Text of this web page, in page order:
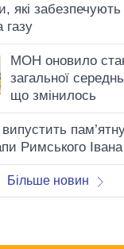
які
газу
МОН оновило
загальної
що змінилось
Римського
Більше новин